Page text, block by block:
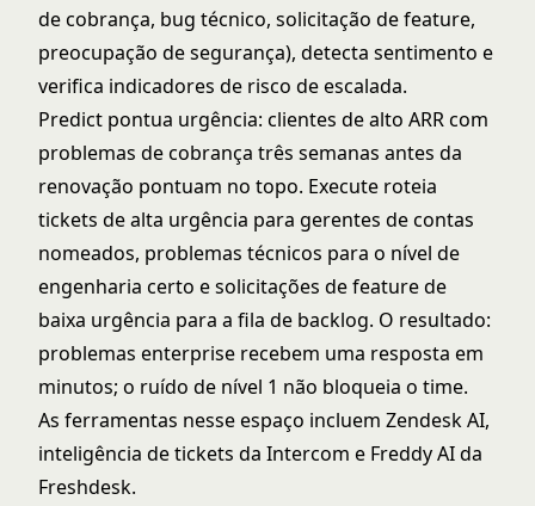
de cobrança, bug técnico, solicitação de feature,
preocupação de segurança), detecta sentimento e
verifica indicadores de risco de escalada.
Predict pontua urgência: clientes de alto ARR com
problemas de cobrança três semanas antes da
renovação pontuam no topo. Execute roteia
tickets de alta urgência para gerentes de contas
nomeados, problemas técnicos para o nível de
engenharia certo e solicitações de feature de
baixa urgência para a fila de backlog. O resultado:
problemas enterprise recebem uma resposta em
minutos; o ruído de nível 1 não bloqueia o time.
As ferramentas nesse espaço incluem Zendesk AI,
inteligência de tickets da Intercom e Freddy AI da
Freshdesk.